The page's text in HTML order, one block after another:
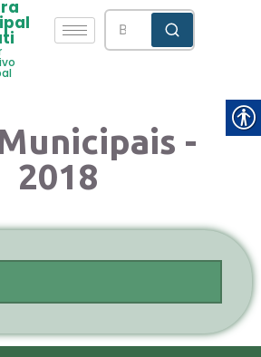
-
2018